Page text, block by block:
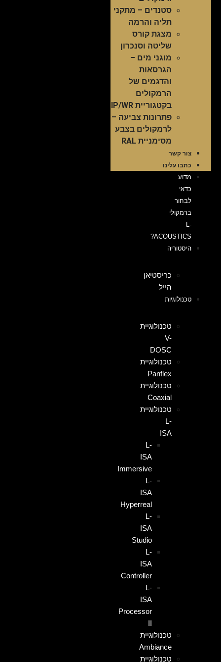
סטנדים – מתקני
תליה והרמה
מצגת קורס
שליטה וסנכרון
מוגני מים –
הגרסאות
והדגמים של
הרמקולים
בקטגוריית IP/WR
פתרונות צביעה –
לרמקולים בצבע
מסימניית RAL
צור קשר
כתבו עלינו
מדוע
כדאי
לבחור
ברמקולי
L-
ACOUSTICS?
היסטוריה
כריסטיאן
הייל
טכנולוגיות
טכנולוגיית
V-
DOSC
טכנולוגיית
Panflex
טכנולוגיית
Coaxial
טכנולוגיית
L-
ISA
L-
ISA
Immersive
L-
ISA
Hyperreal
L-
ISA
Studio
L-
ISA
Controller
L-
ISA
Processor
II
טכנולוגיית
Ambiance
טכנולוגיית